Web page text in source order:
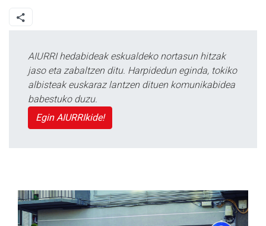
AIURRI hedabideak eskualdeko nortasun hitzak
jaso eta zabaltzen ditu. Harpidedun eginda, tokiko
albisteak euskaraz lantzen dituen komunikabidea
babestuko duzu.
Egin AIURRIkide!